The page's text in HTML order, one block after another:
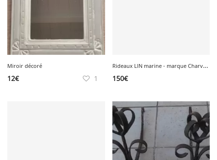
Miroir décoré
12€ 1
R
ideaux LIN marine - marque Charvet éditions
150€